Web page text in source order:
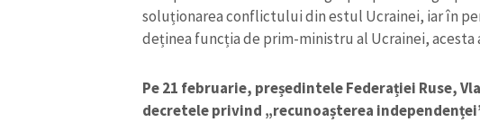
soluționarea conflictului din estul Ucrainei, iar în
deținea funcția de prim-ministru al Ucrainei, acesta
Pe 21 februarie, președintele Federației Ruse,
decretele privind „recunoașterea